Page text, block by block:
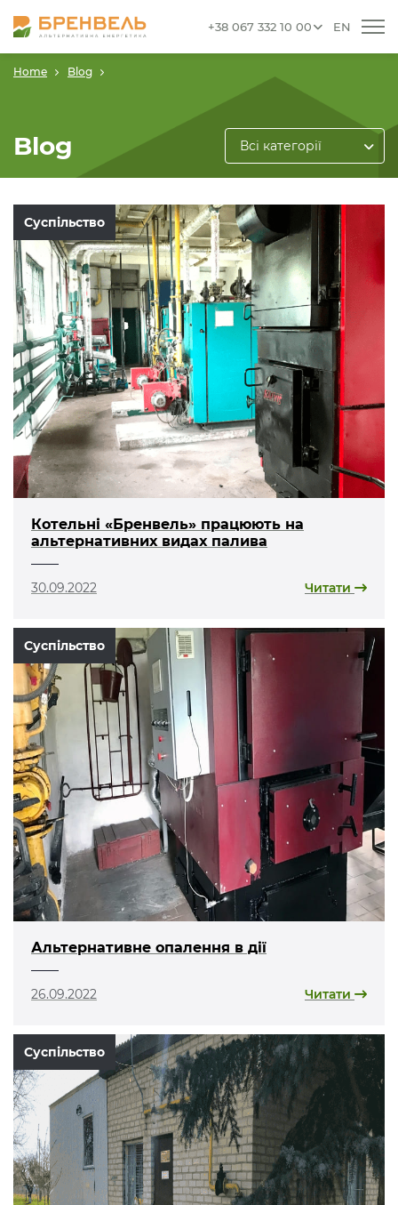
+38 067 332 10 00 EN
Home Blog
Blog Всі категорії
Суспільство
Котельні «Бренвель» працюють на
альтернативних видах палива
30.09.2022 Читати
Суспільство
Альтернативне опалення в дії
26.09.2022 Читати
Суспільство